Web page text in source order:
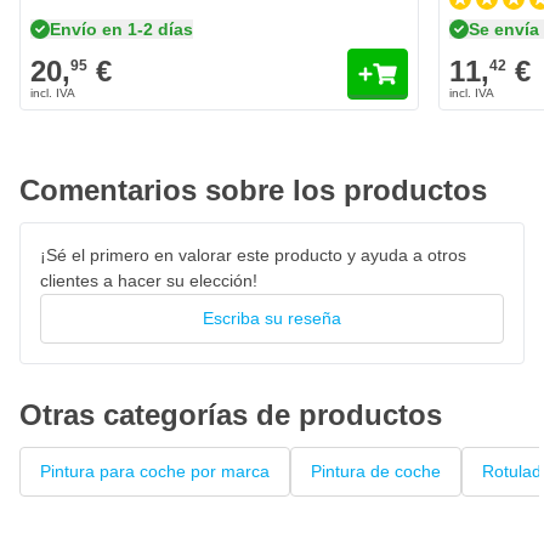
como un protector del color de todas las influencias
meteorológicas, como la lluvia ácida y la sal, así como de
arañazos, picaduras de piedra, impactos, gasolina, gasóleo y
otros productos químicos.
El color Ford Europa 1JJA Jet Grey es original de fábrica
Pintura de secado rápido 100% inalterable al color
Rotulador de laca con pincel sin pelusa
Envío en 1-2 días
20,95 €
Se
11,42 €
Comentarios sobre los productos
¡Sé el primero en valorar este producto y ayuda a otros
clientes a hacer su elección!
Escriba su reseña
Otras categorías de productos
Pintura para coche por marca Pintura de coche